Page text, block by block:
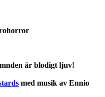
är blodigt ljuv!
med musik av Ennio